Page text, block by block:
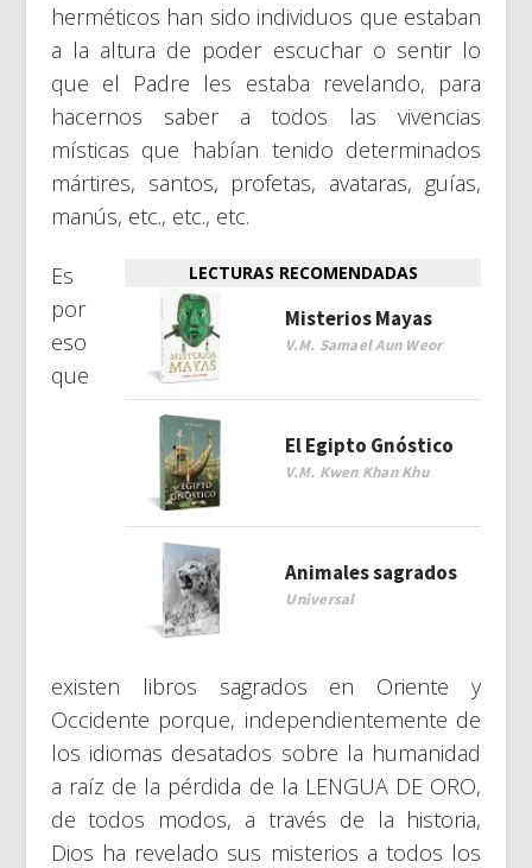
herméticos han sido individuos que estaban
a la altura de poder escuchar o sentir lo
que el Padre les estaba revelando, para
hacernos saber a todos las vivencias
místicas que habían tenido determinados
mártires, santos, profetas, avataras, guías,
manús, etc., etc., etc.
LECTURAS RECOMENDADAS
Misterios Mayas
V.M. Samael Aun Weor
El Egipto Gnóstico
V.M. Kwen Khan Khu
Animales sagrados
Universal
Es
por
eso
que
existen libros sagrados en Oriente y
Occidente porque, independientemente de
los idiomas desatados sobre la humanidad
a raíz de la pérdida de la LENGUA DE ORO,
de todos modos, a través de la historia,
Dios ha revelado sus misterios a todos los